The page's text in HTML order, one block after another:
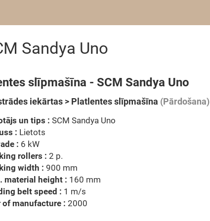
Sandya Uno
slīpmašīna - SCM Sandya Uno
iekārtas > Platlentes slīpmašīna (Pārdošana)
un tips : SCM Sandya Uno
: Lietots
: 6 kW
rollers : 2 p.
width : 900 mm
material height : 160 mm
belt speed : 1 m/s
of manufacture : 2000